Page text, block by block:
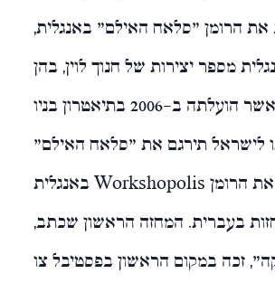
את הרומן "סלאח האילֵם" באנגלית,
מספר יצירות של חנוך לוין, בהן
"ייסורי איוב" אשר הועלתה ב-2006 בתיאטרון בניו
לישראל תירגם את "סלאח האילֵם"
הרומן Workshopolisבאנגלית
בעברית. המחזה הראשון שכתב,
זכה במקום הראשון בפסטיבל צו